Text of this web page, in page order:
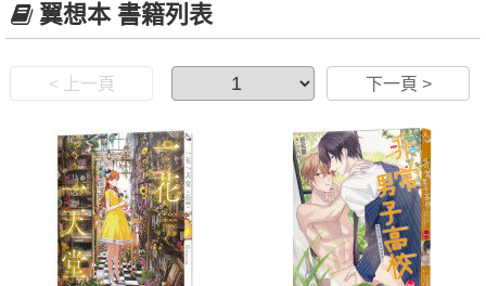
翼想本 書籍列表
< 上一頁 下一頁 >